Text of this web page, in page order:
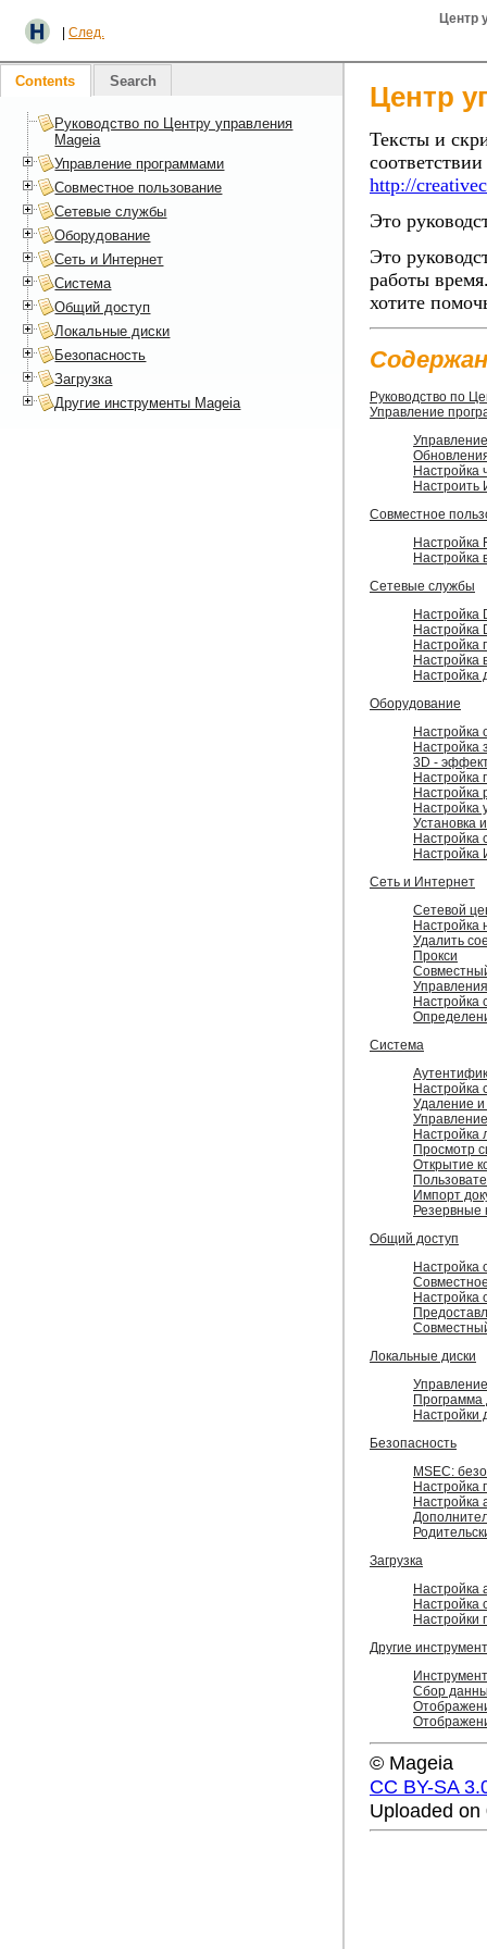
След.
Центр
Центр
Тексты и
http://
Это
Это
работы
хотите
Руководство по
Управление
Настройка
Настроить
Совместное
Настройка
Настройка
Сетевые службы
Настройка
Настройка
Настройка
Настройка
Настройка
Оборудование
Настройка
Настройка
3D -
Настройка
Настройка
Настройка
Установка
Настройка
Настройка
Сеть и Интернет
Сетевой
Настройка
Удалить
Прокси
Настройка
Система
Настройка
Удаление
Настройка
Просмотр
Открытие
Импорт
Резервные
Общий доступ
Настройка
Настройка
Локальные диски
Программа
Настройки
Безопасность
MSEC:
Настройка
Настройка
Загрузка
Настройка
Настройка
Настройки
Другие
Сбор
© Mageia
CC BY-SA
Uploaded
Contents Search
Руководство по Центру управления
Mageia
Управление программами
Совместное пользование
Сетевые службы
Оборудование
Сеть и Интернет
Система
Общий доступ
Локальные диски
Безопасность
Загрузка
Другие инструменты Mageia